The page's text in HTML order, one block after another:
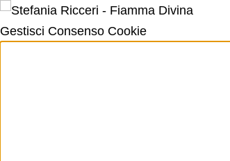
Gestisci Consenso Cookie